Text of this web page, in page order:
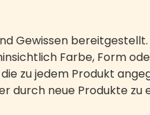
Gewissen
Farbe, Form
zu jedem Produkt
durch neue Produkte zu